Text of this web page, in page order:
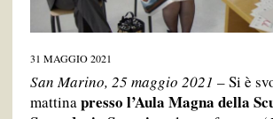
31 MAGGIO 2021
San Marino, 25 maggio 2021 – Si è
mattinapresso l’Aula Magna della